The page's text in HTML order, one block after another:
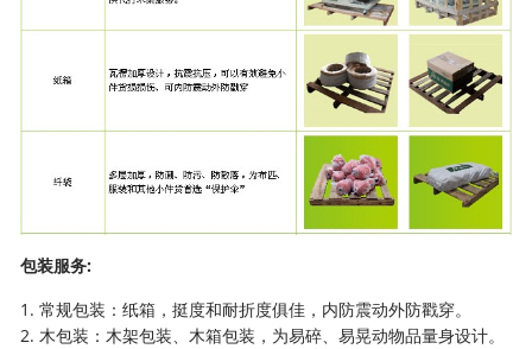
包装服务:
1. 常规包装：纸箱，挺度和耐折度俱佳，内防震动外防戳穿。
2. 木包装：木架包装、木箱包装，为易碎、易晃动物品量身设计。